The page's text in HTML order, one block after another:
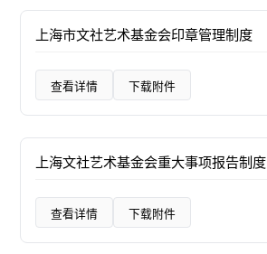
上海市文社艺术基金会印章管理制度
查看详情 下载附件
上海文社艺术基金会重大事项报告制度
查看详情 下载附件